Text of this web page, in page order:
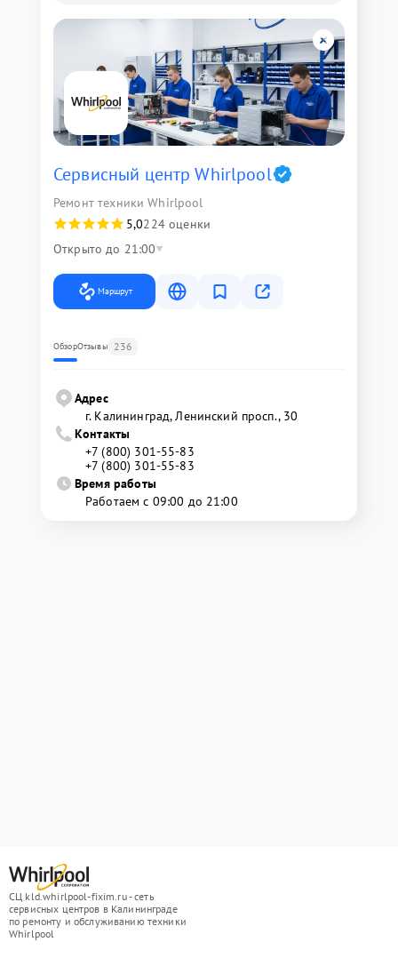
Сервисный центр Whirlpool
Ремонт техники Whirlpool
5,0224 оценки
Открыто до 21:00
Маршрут
ОбзорОтзывы 236
Адрес
г. Калининград, Ленинский просп., 30
Контакты
+7 (800) 301-55-83
+7 (800) 301-55-83
Время работы
Работаем с 09:00 до 21:00
СЦ kld.whirlpool-fixim.ru - сеть
сервисных центров в Калининграде
по ремонту и обслуживанию техники
Whirlpool